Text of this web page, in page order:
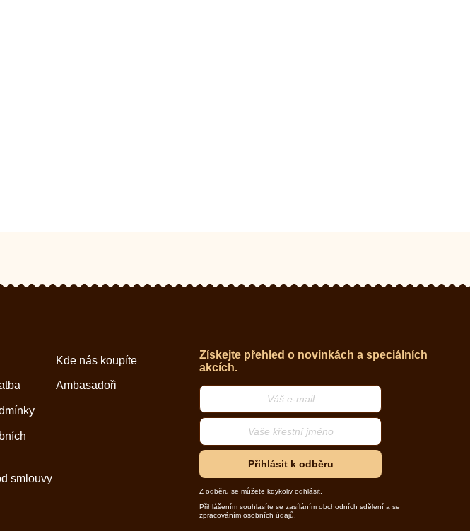
smlouvy
Kde nás koupíte
Ambasadoři
Získejte přehled o novinkách a speciálních
akcích.
Přihlásit k odběru
Z odběru se můžete kdykoliv odhlásit.
Přihlášením souhlasíte se zasíláním obchodních sdělení a se
zpracováním osobních údajů.